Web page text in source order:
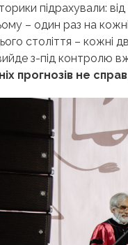
підрахували:
– один раз на кожні
століття – кожні
з-під контролю
прогнозів не